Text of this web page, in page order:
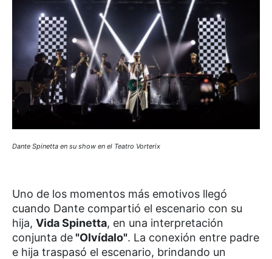
Dante Spinetta en su show en el Teatro Vorterix
Uno de los momentos más emotivos llegó
cuando Dante compartió el escenario con su
hija, Vida Spinetta, en una interpretación
conjunta de"Olvídalo". La conexión entre padre
e hija traspasó el escenario, brindando un